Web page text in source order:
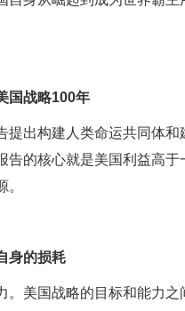
国战略100年
提出构建人类命运共同体
告的核心就是美国利益高
身的损耗
。美国战略的目标和能力